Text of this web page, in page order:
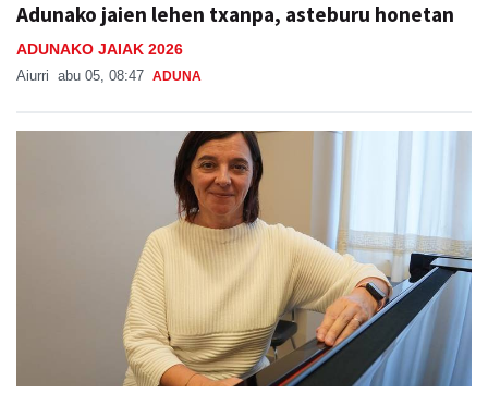
Adunako jaien lehen txanpa, asteburu honetan
ADUNAKO JAIAK 2026
Aiurri abu 05, 08:47 ADUNA